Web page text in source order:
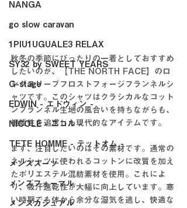
NANGA
go slow caravan
1PIU1UGUALE3 RELAX
SY32 by SWEET YEARS
G-stage
EDWIN - エドウィン -
NICOLE - ニコル -
TETE HOMME - テットオム -
メンズスーツ
メンズフォーマル
メンズカジュアル
秋冬の季節にぴったりの一着としておすすめ
したいのが、【THE NORTH FACE】のロ
ングスリーブフロストフォージフランネルシ
ャツです。このシャツはクラシカルなコット
ンフランネル生地の風合いを持ちながらも、
機能性を追求した現代的なアイテムです。
まず、注目したいのはその素材です。通常の
ネルシャツに使われるコットンに改質を加え
たポリエステル混紡素材を使用。これによ
り、吸汗速乾性が大幅に向上しています。寒
い時期でも体から余分な湿気を逃し、快適な